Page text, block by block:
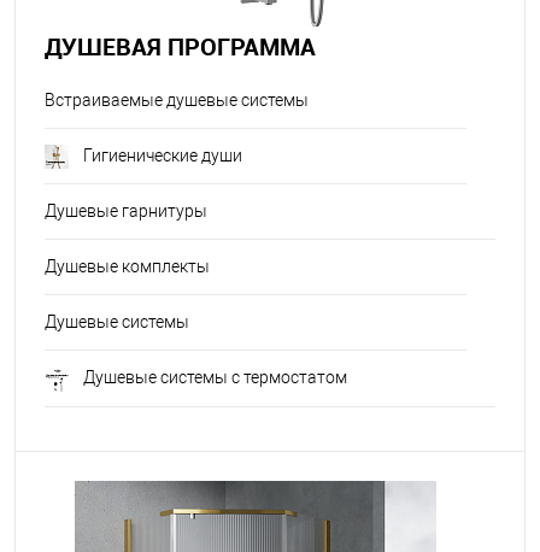
ДУШЕВАЯ ПРОГРАММА
Встраиваемые душевые системы
Гигиенические души
Душевые гарнитуры
Душевые комплекты
Душевые системы
Душевые системы с термостатом